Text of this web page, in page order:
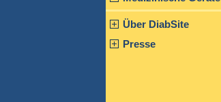
Über DiabSite
Presse